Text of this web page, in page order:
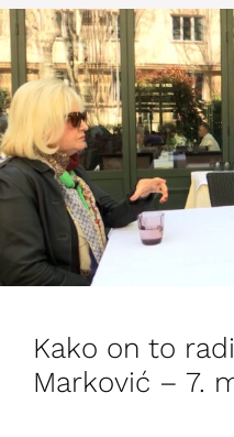
Kako on to
Marković – 7.